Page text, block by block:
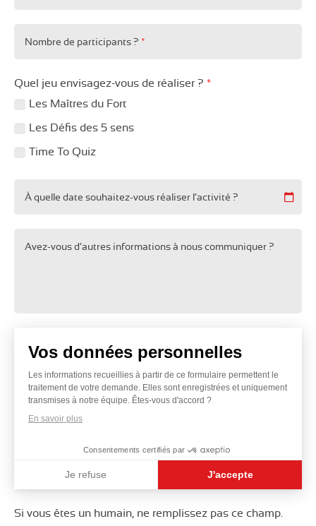
Nombre de participants ? *
Quel jeu envisagez-vous de réaliser ? *
Les Maîtres du Fort
Les Défis des 5 sens
Time To Quiz
À quelle date souhaitez-vous réaliser l’activité ?
Avez-vous d’autres informations à nous communiquer ?
Vos données personnelles
Les informations recueillies à partir de ce formulaire permettent le
traitement de votre demande. Elles sont enregistrées et uniquement
transmises à notre équipe. Êtes-vous d'accord ?
En savoir plus
Consentements certifiés par
Je refuse J'accepte
Si vous êtes un humain, ne remplissez pas ce champ.